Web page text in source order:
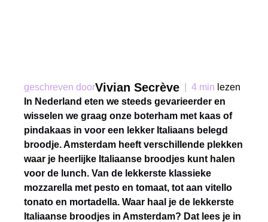
geschreven doorVivian Secrève 4 min lezen
In Nederland eten we steeds gevarieerder en
wisselen we graag onze boterham met kaas of
pindakaas in voor een lekker Italiaans belegd
broodje. Amsterdam heeft verschillende plekken
waar je heerlijke Italiaanse broodjes kunt halen
voor de lunch. Van de lekkerste klassieke
mozzarella met pesto en tomaat, tot aan vitello
tonato en mortadella. Waar haal je de lekkerste
Italiaanse broodjes in Amsterdam? Dat lees je in